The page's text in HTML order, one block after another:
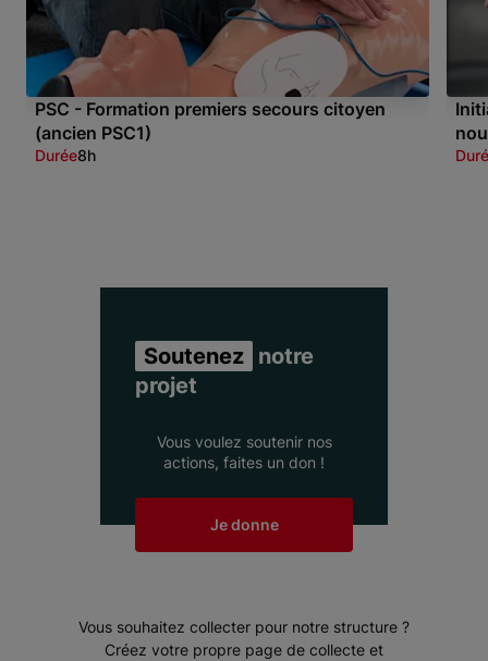
PSC - Formation premiers secours citoyen
(ancien PSC1)
Durée8h
Soutenez notre
projet
Vous voulez soutenir nos
actions, faites un don !
Je donne
Vous souhaitez collecter pour notre structure ?
Créez votre propre page de collecte et